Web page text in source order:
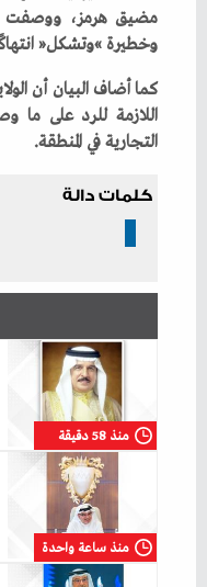
‬وخطيرة‮»‬‭ ‬وتشكل‭ ‬‮«‬انتهاكًا‭ ‬واضحًا‭ ‬لوقف‭ ‬إطلاق‭ ‬النار‮»‬‭.‬
‬التجارية‭ ‬في‭ ‬المنطقة‭.‬
كلمات دالة
منذ 58 دقيقة
منذ ساعة واحدة
واقتدار وما تتحلى به